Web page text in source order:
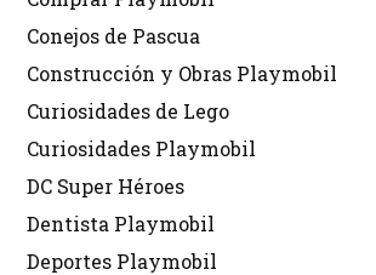
Conejos de Pascua
Construcción y Obras Playmobil
Curiosidades de Lego
Curiosidades Playmobil
DC Super Héroes
Dentista Playmobil
Deportes Playmobil